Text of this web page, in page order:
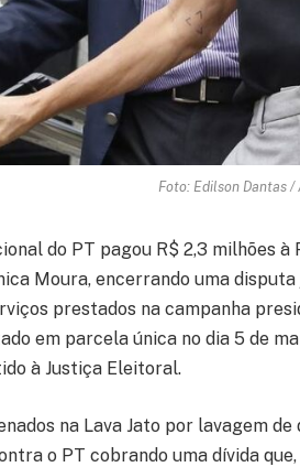
Foto: Edilson Dantas /
do PT pagou R$ 2,3 milhões
Moura, encerrando uma
prestados na campanha
em parcela única no dia 5 de
à Justiça Eleitoral.
na Lava Jato por lavagem
o PT cobrando uma dívida